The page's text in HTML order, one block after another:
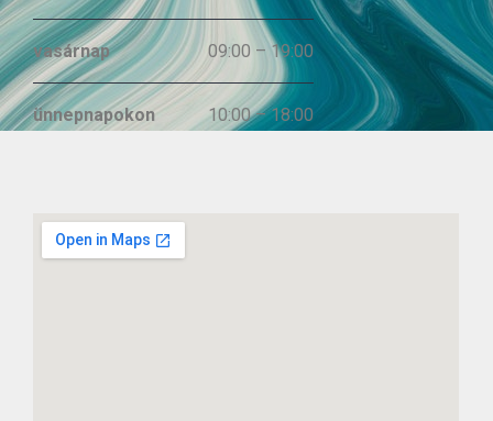
vasárnap 09:00 – 19:00
ünnepnapokon 10:00 – 18:00